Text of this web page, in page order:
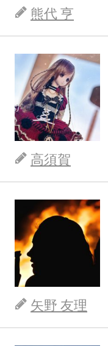
熊代 亨
高須賀
矢野 友理